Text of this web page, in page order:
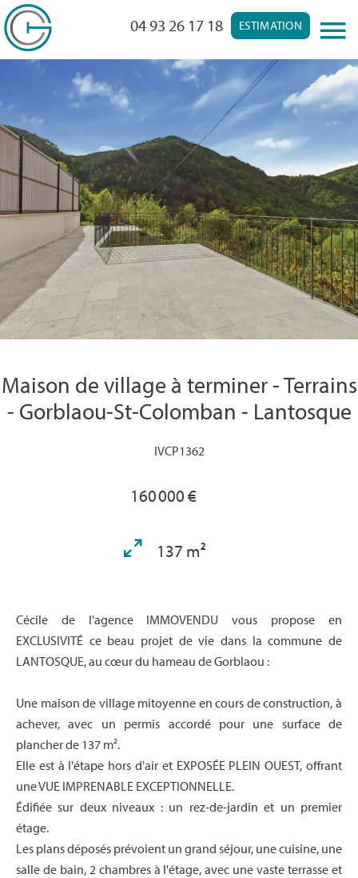
ESTIMATION
04 93 26 17 18
Maison de village à terminer - Terrains
- Gorblaou-St-Colomban - Lantosque
IVCP1362
160 000 €
137 m²
Cécile de l'agence IMMOVENDU vous propose en
EXCLUSIVITÉ ce beau projet de vie dans la commune de
LANTOSQUE, au cœur du hameau de Gorblaou :
Une maison de village mitoyenne en cours de construction, à
achever, avec un permis accordé pour une surface de
plancher de 137 m².
Elle est à l'étape hors d'air et EXPOSÉE PLEIN OUEST, offrant
une VUE IMPRENABLE EXCEPTIONNELLE.
Édifiée sur deux niveaux : un rez-de-jardin et un premier
étage.
Les plans déposés prévoient un grand séjour, une cuisine, une
salle de bain, 2 chambres à l'étage, avec une vaste terrasse et